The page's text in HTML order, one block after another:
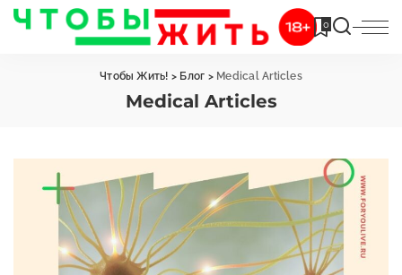
0
Чтобы Жить! > Блог > Medical Articles
Medical Articles